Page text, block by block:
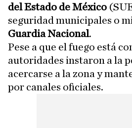
del Estado de México
seguridad municipales o
Guardia Nacional.
Pese a que el fuego está
autoridades instaron a la
acercarse a la zona y
por canales oficiales.